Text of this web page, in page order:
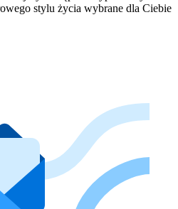
stylu życia wybrane dla Ciebie